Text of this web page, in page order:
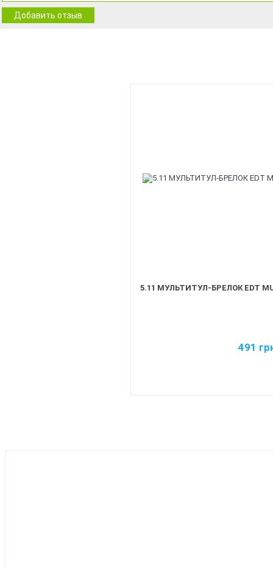
Добавить отзыв
5.11 МУЛЬТИТУЛ-БРЕЛОК EDT
491